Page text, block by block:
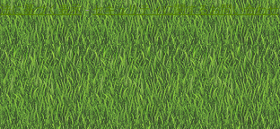
に基づく表示-セキュリティに関するお問い合わせ